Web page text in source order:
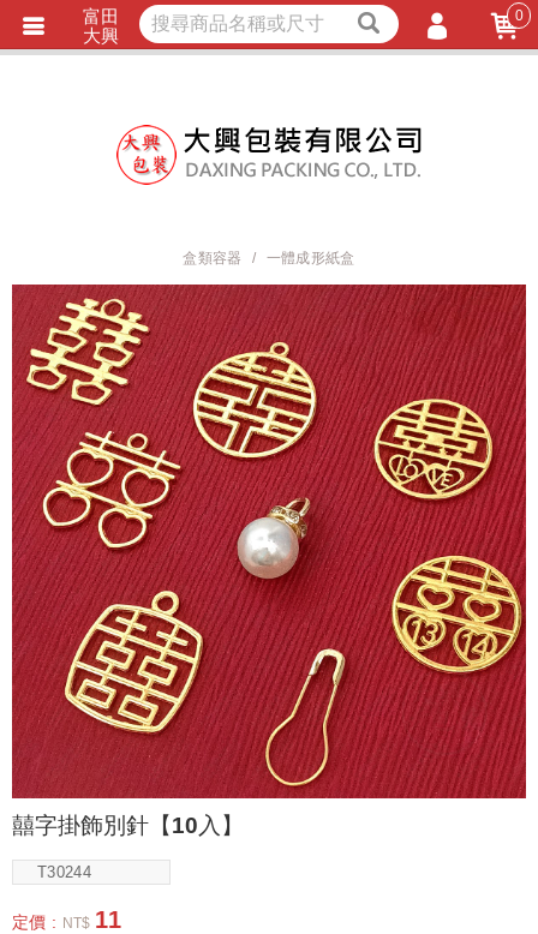
立即詢價 LINE詢問
盒類容器 一體成形紙盒
囍字掛飾別針【10入】
T30244
定價 : NT$ 11
富田
大興
0
會員註冊
忘記密碼
匯款通知
獨家商品 耐熱內襯